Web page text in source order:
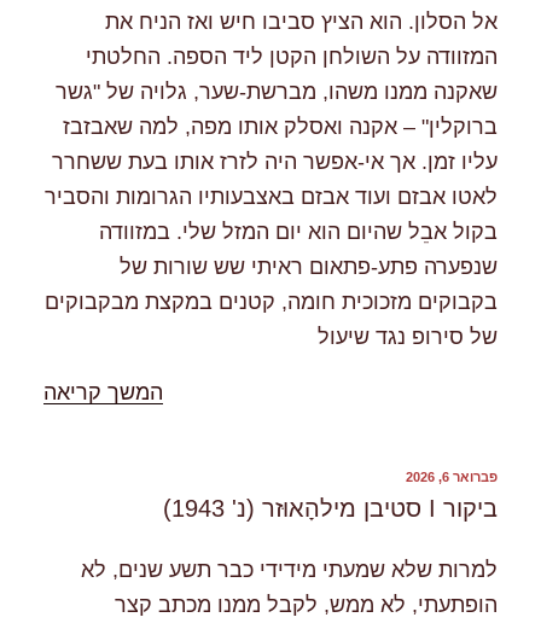
אל הסלון. הוא הציץ סביבו חיש ואז הניח את
המזוודה על השולחן הקטן ליד הספה. החלטתי
שאקנה ממנו משהו, מברשת-שער, גלויה של "גשר
ברוקלין" – אקנה ואסלק אותו מפה, למה שאבזבז
עליו זמן. אך אי-אפשר היה לזרז אותו בעת ששחרר
לאטו אבזם ועוד אבזם באצבעותיו הגרומות והסביר
בקול אבֵל שהיום הוא יום המזל שלי. במזוודה
שנפערה פתע-פתאום ראיתי שש שורות של
בקבוקים מזכוכית חומה, קטנים במקצת מבקבוקים
של סירופ נגד שיעול
המשך קריאה
פורסם
פברואר 6, 2026
ביקור I סטיבן מילהָאוּזר (נ' 1943)
למרות שלא שמעתי מידידי כבר תשע שנים, לא
הופתעתי, לא ממש, לקבל ממנו מכתב קצר